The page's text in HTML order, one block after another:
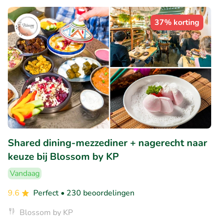
37% korting
Shared dining-mezzediner + nagerecht naar
keuze bij Blossom by KP
Vandaag
9.6
Perfect • 230 beoordelingen
Blossom by KP